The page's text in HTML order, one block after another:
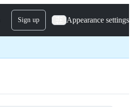
Sign up Appearance settings